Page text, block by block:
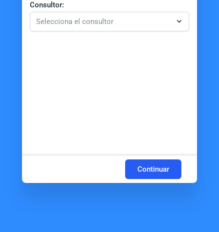
Consultor:
Continuar